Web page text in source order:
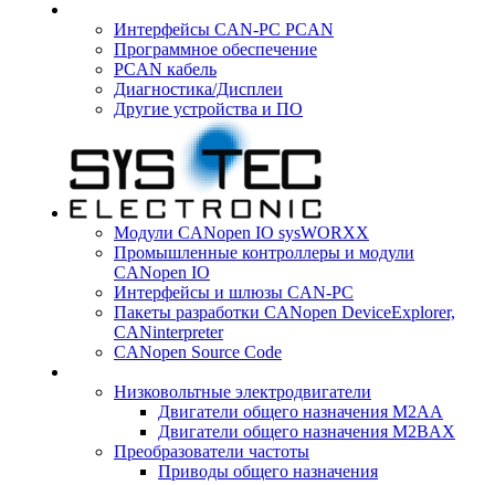
Интерфейсы CAN-PC PCAN
Программное обеспечение
PCAN кабель
Диагностика/Дисплеи
Другие устройства и ПО
Модули CANopen IO sysWORXX
Промышленные контроллеры и модули
CANopen IO
Интерфейсы и шлюзы CAN-PC
Пакеты разработки CANopen DeviceExplorer,
CANinterpreter
CANopen Source Code
Низковольтные электродвигатели
Двигатели общего назначения M2AA
Двигатели общего назначения M2BAX
Преобразователи частоты
Приводы общего назначения